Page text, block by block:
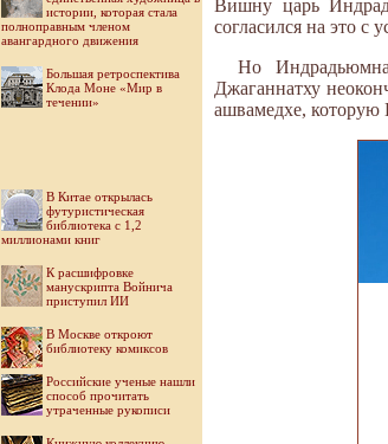
истории, которая стала
полноправным членом
авангардного движения
Большая ретроспектива
Клода Моне «Мир в
течении»
В Китае открылась
футуристическая
библиотека с 1,2
миллионами книг
К расшифровке
манускрипта Войнича
приступил ИИ
В Москве откроют
библиотеку комиксов
Российские ученые нашли
способ прочитать
утраченные рукописи
Вишну царь
согласился на это с
Но
Джаганнатху
ашвамедхе, которую